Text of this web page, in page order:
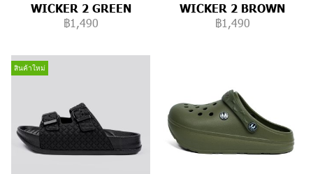
WICKER 2 GREEN
฿1,490
WICKER 2 BROWN
฿1,490
สินค้าใหม่